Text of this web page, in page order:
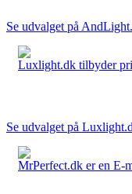
Se udvalget på
Luxlight.dk tilbyder
Se udvalget på
MrPerfect.dk er en E-